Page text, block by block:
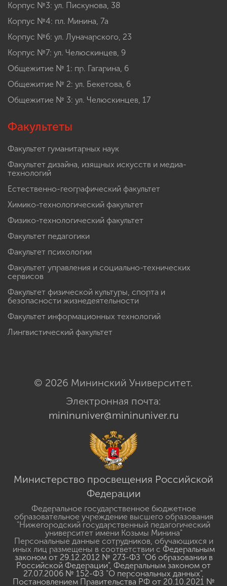
Корпус №3: ул. Пискунова, 38
Корпус №4: пл. Минина, 7а
Корпус №6: ул. Луначарского, 23
Корпус №7: ул. Челюскинцев, 9
Общежитие № 1: пр. Гагарина, 6
Общежитие № 2: ул. Бекетова, 6
Общежитие № 3: ул. Челюскинцев, 17
Факультеты
Факультет гуманитарных наук
Факультет дизайна, изящных искусств и медиа-
технологий
Естественно-географический факультет
Химико-технологический факультет
Физико-технологический факультет
Факультет педагогики
Факультет психологии
Факультет управления и социально-технических
сервисов
Факультет физической культуры, спорта и
безопасности жизнедеятельности
Факультет информационных технологий
Лингвистический факультет
© 2026 Мининский Университет.
Электронная почта:
mininuniver@mininuniver.ru
Министерство просвещения Российской
Федерации
Федеральное государственное бюджетное
образовательное учреждение высшего образования
"Нижегородский государственный педагогический
университет имени Козьмы Минина"
Персональные данные сотрудников, обучающихся и
иных лиц размещены в соответствии с Федеральным
законом от 29.12.2012 № 273-ФЗ "Об образовании в
Российской Федерации", Федеральным законом от
27.07.2006 № 152-ФЗ "О персональных данных",
Постановлением Правительства РФ от 20.10.2021 №